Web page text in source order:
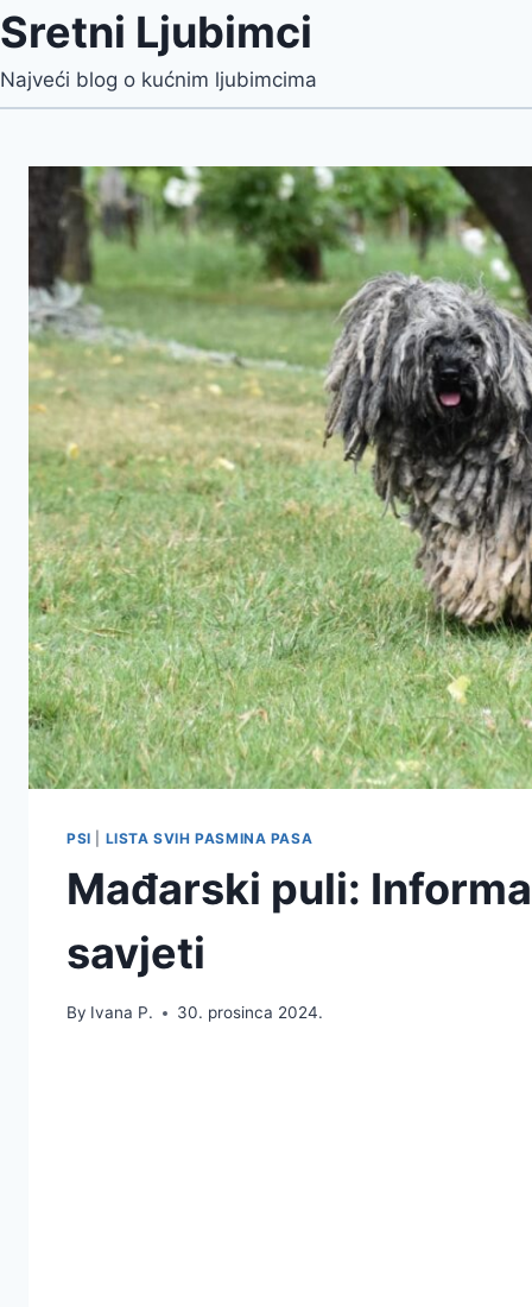
Sretni Ljubimci
Najveći blog o kućnim ljubimcima
PSI LISTA SVIH PASMINA PASA
Mađarski puli:
savjeti
By Ivana P. 30. prosinca 2024.